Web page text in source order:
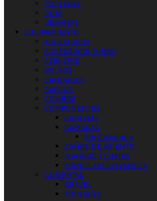
MONTAÑA
RUTA
URBANAS
EQUIPAMIENTO
ACCESORIOS
ACCESORIOS TURBO
ASIENTOS
BOLSOS
CANDADOS
CASCOS
COMBOS
COMPONENTES
CADENAS
CAMARAS
Sin Categoría
CAÑOS DE ASIENTO
MANGOS / CINTAS
MANILLARES/AVANCES
CUBIERTAS
GRAVEL
MONTAÑA